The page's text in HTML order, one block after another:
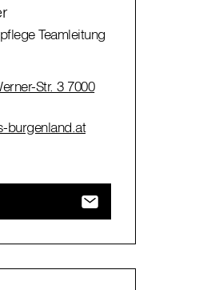
Teamleitung
Str. 3 7000
burgenland.at